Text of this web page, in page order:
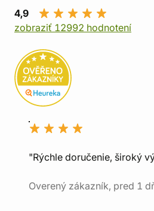
4,9
zobraziť 12992 hodnotení
"Rýchle doručenie, široký
Overený zákazník, pred 1